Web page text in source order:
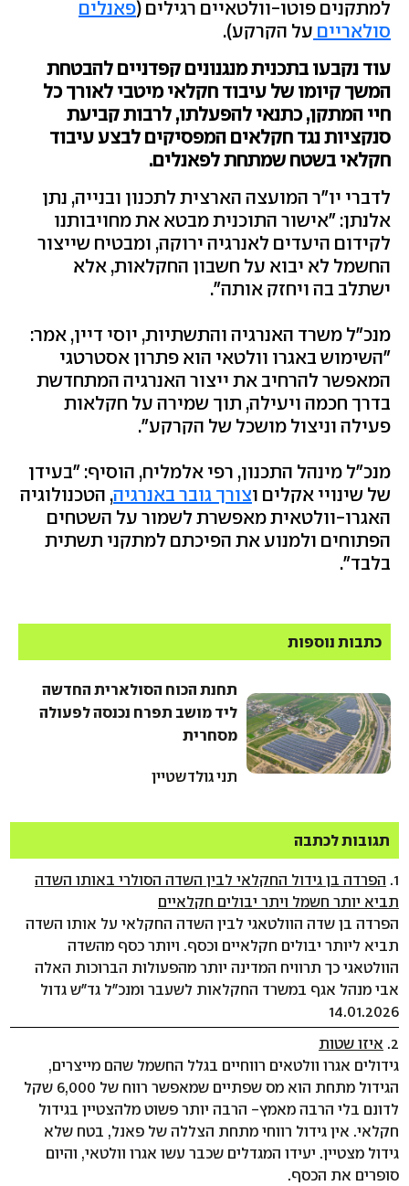
למתקנים פוטו-וולטאיים רגילים (פאנלים
סולאריים על הקרקע).
עוד נקבעו בתכנית מנגנונים קפדניים להבטחת
המשך קיומו של עיבוד חקלאי מיטבי לאורך כל
חיי המתקן, כתנאי להפעלתו, לרבות קביעת
סנקציות נגד חקלאים המפסיקים לבצע עיבוד
חקלאי בשטח שמתחת לפאנלים.
לדברי יו"ר המועצה הארצית לתכנון ובנייה, נתן
אלנתן: "אישור התוכנית מבטא את מחויבותנו
לקידום היעדים לאנרגיה ירוקה, ומבטיח שייצור
החשמל לא יבוא על חשבון החקלאות, אלא
ישתלב בה ויחזק אותה".
מנכ"ל משרד האנרגיה והתשתיות, יוסי דיין, אמר:
"השימוש באגרו וולטאי הוא פתרון אסטרטגי
המאפשר להרחיב את ייצור האנרגיה המתחדשת
בדרך חכמה ויעילה, תוך שמירה על חקלאות
פעילה וניצול מושכל של הקרקע".
מנכ״ל מינהל התכנון, רפי אלמליח, הוסיף: "בעידן
של שינויי אקלים וצורך גובר באנרגיה, הטכנולוגיה
האגרו-וולטאית מאפשרת לשמור על השטחים
הפתוחים ולמנוע את הפיכתם למתקני תשתית
בלבד".
כתבות נוספות
תחנת הכוח הסולארית החדשה
ליד מושב תפרח נכנסה לפעולה
מסחרית
תני גולדשטיין
תגובות לכתבה
1. הפרדה בן גידול החקלאי לבין השדה הסולרי באותו השדה
תביא יותר חשמל ויתר יבולים חקלאיים
הפרדה בן שדה הוולטאגי לבין השדה החקלאי על אותו השדה
תביא ליותר יבולים חקלאיים וכסף. ויותר כסף מהשדה
הוולטאגי כך תרוויח המדינה יותר מהפעולות הברוכות האלה
אבי מנהל אגף במשרד החקלאות לשעבר ומנכ"ל גד"ש גדול
14.01.2026
2. איזו שטות
גידולים אגרו וולטאים רווחיים בגלל החשמל שהם מייצרים,
הגידול מתחת הוא מס שפתיים שמאפשר רווח של 6,000 שקל
לדונם בלי הרבה מאמץ- הרבה יותר פשוט מלהצטיין בגידול
חקלאי. אין גידול רווחי מתחת הצללה של פאנל, בטח שלא
גידול מצטיין. יעידו המגדלים שכבר עשו אגרו וולטאי, והיום
סופרים את הכסף.